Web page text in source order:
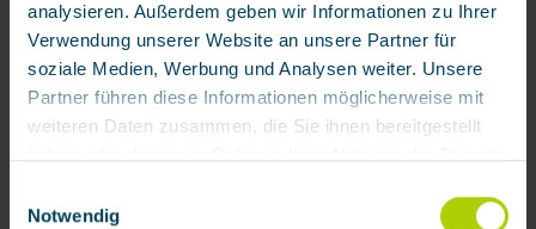
analysieren. Außerdem geben wir Informationen zu Ihrer
Verwendung unserer Website an unsere Partner für
soziale Medien, Werbung und Analysen weiter. Unsere
Partner führen diese Informationen möglicherweise mit
weiteren Daten zusammen, die Sie ihnen bereitgestellt
Notwendig
€61.86 / each
Available
Add to wishlist